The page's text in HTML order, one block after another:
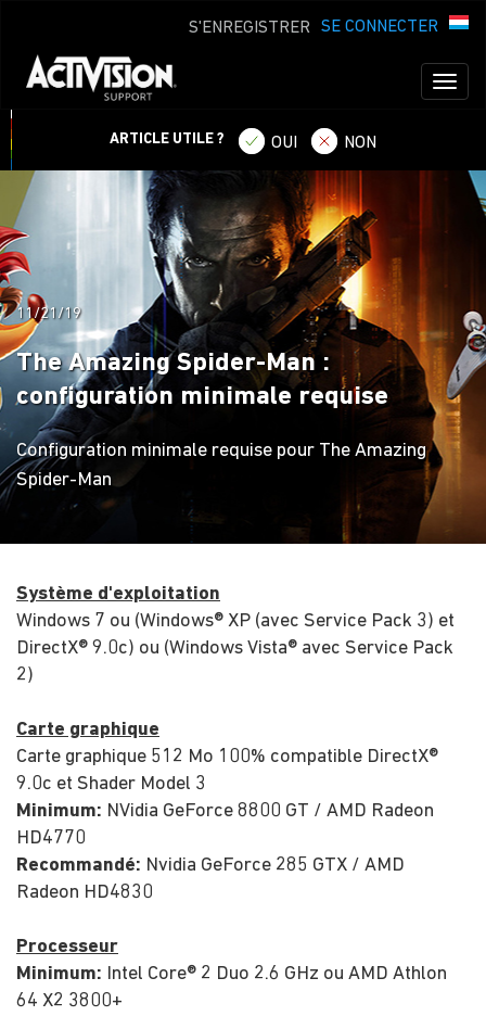
SE CONNECTER
S'ENREGISTRER
ARTICLE UTILE ? OUI NON
11/21/19
The Amazing Spider-Man :
configuration minimale requise
Configuration minimale requise pour The Amazing
Spider-Man
Système d'exploitation
Windows 7 ou (Windows® XP (avec Service Pack 3) et
DirectX® 9.0c) ou (Windows Vista® avec Service Pack
2)
Carte graphique
Carte graphique 512 Mo 100% compatible DirectX®
9.0c et Shader Model 3
Minimum: NVidia GeForce 8800 GT / AMD Radeon
HD4770
Recommandé: Nvidia GeForce 285 GTX / AMD
Radeon HD4830
Processeur
Minimum: Intel Core® 2 Duo 2.6 GHz ou AMD Athlon
64 X2 3800+